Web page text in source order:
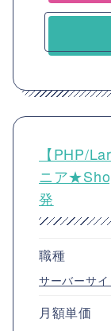
【PHP/
ニア
発
職種
サーバーサ
月額単価